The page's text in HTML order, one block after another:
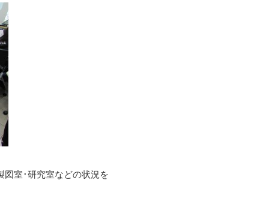
図室･研究室などの状況を